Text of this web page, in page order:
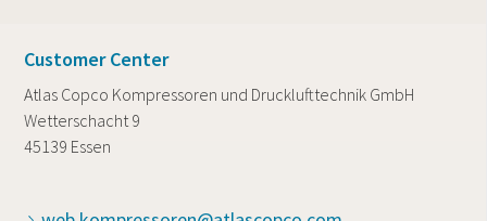
Customer Center
Atlas Copco Kompressoren und Drucklufttechnik GmbH
Wetterschacht 9
45139 Essen